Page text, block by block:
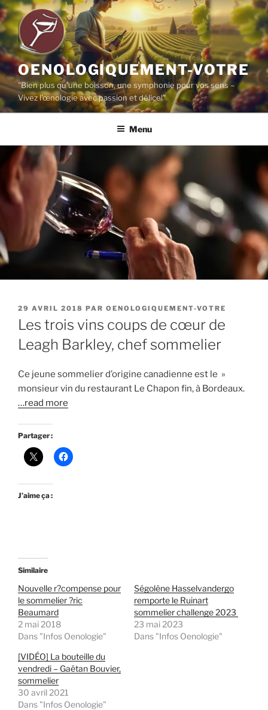
Aller
au
contenu
principal
OENOLOGIQUEMENT-VOTRE
"Bien plus qu'une boisson, une symphonie pour vos sens –
Vivez l'œnologie avec passion et délice!"
Menu
PUBLIÉ
LE
29 AVRIL 2018 PAR OENOLOGIQUEMENT-VOTRE
Les trois vins coups de cœur de
Leagh Barkley, chef sommelier
Ce jeune sommelier d’origine canadienne est le »
monsieur vin du restaurant Le Chapon fin, à Bordeaux.
…read more
Partager :
J’aime ça :
Similaire
Nouvelle r?compense pour
le sommelier ?ric
Beaumard
2 mai 2018
Dans "Infos Oenologie"
Ségolène Hasselvandergo
remporte le Ruinart
sommelier challenge 2023
23 mai 2023
Dans "Infos Oenologie"
[VIDÉO] La bouteille du
vendredi – Gaëtan Bouvier,
sommelier
30 avril 2021
Dans "Infos Oenologie"